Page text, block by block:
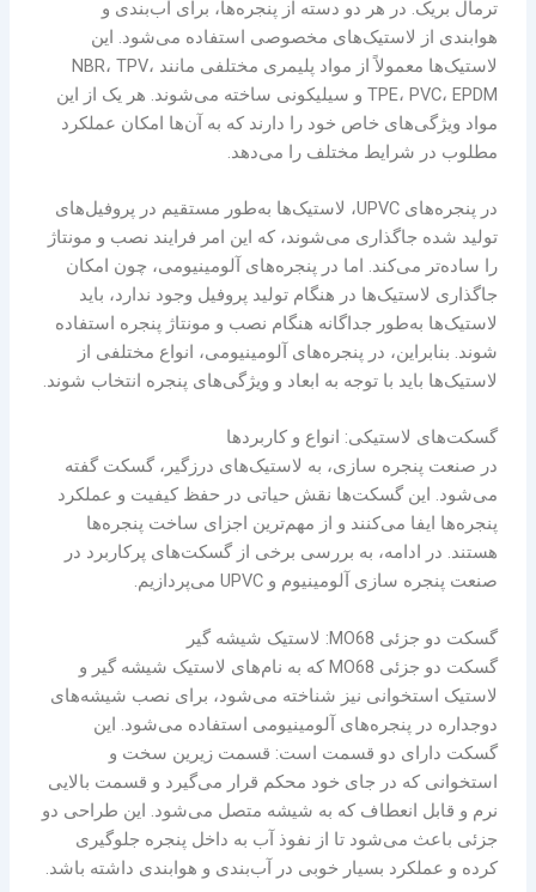
ترمال بریک. در هر دو دسته از پنجره‌ها، برای آب‌بندی و
هوا‌بندی از لاستیک‌های مخصوصی استفاده می‌شود. این
لاستیک‌ها معمولاً از مواد پلیمری مختلفی مانند NBR، TPV،
TPE، PVC، EPDM و سیلیکونی ساخته می‌شوند. هر یک از این
مواد ویژگی‌های خاص خود را دارند که به آن‌ها امکان عملکرد
مطلوب در شرایط مختلف را می‌دهد.
در پنجره‌های UPVC، لاستیک‌ها به‌طور مستقیم در پروفیل‌های
تولید شده جاگذاری می‌شوند، که این امر فرایند نصب و مونتاژ
را ساده‌تر می‌کند. اما در پنجره‌های آلومینیومی، چون امکان
جاگذاری لاستیک‌ها در هنگام تولید پروفیل وجود ندارد، باید
لاستیک‌ها به‌طور جداگانه هنگام نصب و مونتاژ پنجره استفاده
شوند. بنابراین، در پنجره‌های آلومینیومی، انواع مختلفی از
لاستیک‌ها باید با توجه به ابعاد و ویژگی‌های پنجره انتخاب شوند.
گسکت‌های لاستیکی: انواع و کاربردها
در صنعت پنجره سازی، به لاستیک‌های درزگیر، گسکت گفته
می‌شود. این گسکت‌ها نقش حیاتی در حفظ کیفیت و عملکرد
پنجره‌ها ایفا می‌کنند و از مهم‌ترین اجزای ساخت پنجره‌ها
هستند. در ادامه، به بررسی برخی از گسکت‌های پرکاربرد در
صنعت پنجره سازی آلومینیوم و UPVC می‌پردازیم.
گسکت دو جزئی MO68: لاستیک شیشه گیر
گسکت دو جزئی MO68 که به نام‌های لاستیک شیشه گیر و
لاستیک استخوانی نیز شناخته می‌شود، برای نصب شیشه‌های
دوجداره در پنجره‌های آلومینیومی استفاده می‌شود. این
گسکت دارای دو قسمت است: قسمت زیرین سخت و
استخوانی که در جای خود محکم قرار می‌گیرد و قسمت بالایی
نرم و قابل انعطاف که به شیشه متصل می‌شود. این طراحی دو
جزئی باعث می‌شود تا از نفوذ آب به داخل پنجره جلوگیری
کرده و عملکرد بسیار خوبی در آب‌بندی و هوا‌بندی داشته باشد.